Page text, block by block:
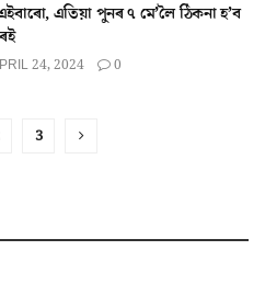
এতিয়া পুনৰ ৭ মে’লৈ ঠিকনা হ’ব
24, 2024 0
3